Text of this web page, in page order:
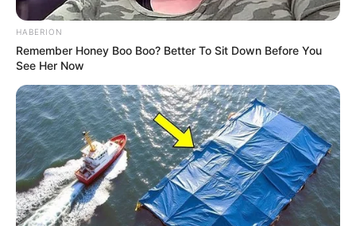
Facebook: –
Twitter:@MiaMalkova
Threads:@miamalkova
Instagram:@miamalkova
TikTok: @miamalkova
YouTube:@MiaMalkovaTV
Tinggi, Berat & Penampilan Fisik
HABERION
Remember Honey Boo Boo? Better To Sit Down Before You
See Her Now